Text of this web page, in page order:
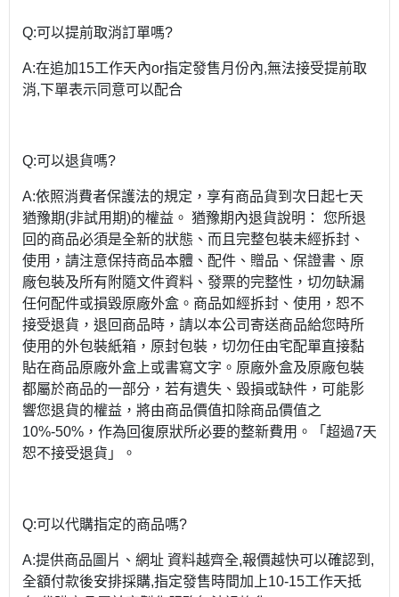
Q:可以提前取消訂單嗎?
A:在追加15工作天內or指定發售月份內,無法接受提前取
消,下單表示同意可以配合
Q:可以退貨嗎?
A:依照消費者保護法的規定，享有商品貨到次日起七天
猶豫期(非試用期)的權益。 猶豫期內退貨說明： 您所退
回的商品必須是全新的狀態、而且完整包裝未經拆封、
使用，請注意保持商品本體、配件、贈品、保證書、原
廠包裝及所有附隨文件資料、發票的完整性，切勿缺漏
任何配件或損毀原廠外盒。商品如經拆封、使用，恕不
接受退貨，退回商品時，請以本公司寄送商品給您時所
使用的外包裝紙箱，原封包裝，切勿任由宅配單直接黏
貼在商品原廠外盒上或書寫文字。原廠外盒及原廠包裝
都屬於商品的一部分，若有遺失、毀損或缺件，可能影
響您退貨的權益，將由商品價值扣除商品價值之
10%-50%，作為回復原狀所必要的整新費用。「超過7天
恕不接受退貨」。
Q:可以代購指定的商品嗎?
A:提供商品圖片、網址 資料越齊全,報價越快可以確認到,
全額付款後安排採購,指定發售時間加上10-15工作天抵